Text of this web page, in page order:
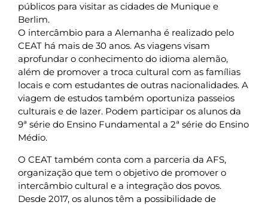
públicos para visitar as cidades de Munique e
Berlim.
O intercâmbio para a Alemanha é realizado pelo
CEAT há mais de 30 anos. As viagens visam
aprofundar o conhecimento do idioma alemão,
além de promover a troca cultural com as famílias
locais e com estudantes de outras nacionalidades. A
viagem de estudos também oportuniza passeios
culturais e de lazer. Podem participar os alunos da
9ª série do Ensino Fundamental a 2ª série do Ensino
Médio.
O CEAT também conta com a parceria da AFS,
organização que tem o objetivo de promover o
intercâmbio cultural e a integração dos povos.
Desde 2017, os alunos têm a possibilidade de